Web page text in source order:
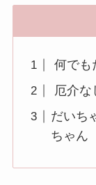
何でも
厄介な
だいち
ちゃん